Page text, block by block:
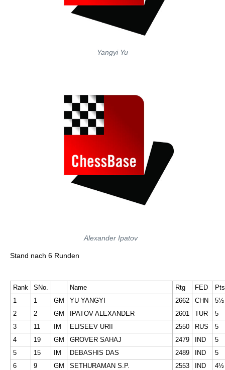
Yangyi Yu
Alexander Ipatov
Stand nach 6 Runden
Rank SNo. Name Rtg FED
Pts
1
1 GM YU YANGYI 2662 CHN
5½
2
2 GM IPATOV ALEXANDER 2601 TUR
5
3
11 IM ELISEEV URII 2550 RUS
5
4
19 GM GROVER SAHAJ 2479 IND
5
5
15 IM DEBASHIS DAS 2489 IND
5
6
9 GM SETHURAMAN S.P. 2553 IND
4½